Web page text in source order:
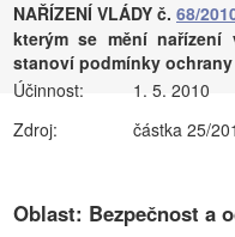
NAŘÍZENÍ VLÁDY č. 68/
kterým se mění nařízení
stanoví podmínky
Účinnost:
1. 5. 2010
Zdroj:
částka 25/
Oblast: Bezpečnost a